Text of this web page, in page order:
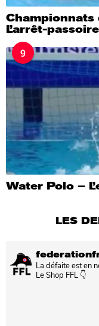
Championnats
L’arrêt-
9
Water Polo –
LES
La défaite est en
Le Shop FFL 👇